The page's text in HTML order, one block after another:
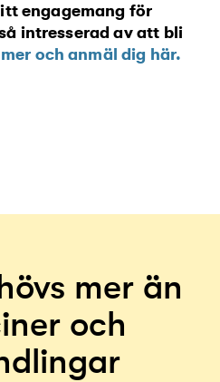
engagemang för
intresserad av att bli
och anmäl dig här.
mer än
och